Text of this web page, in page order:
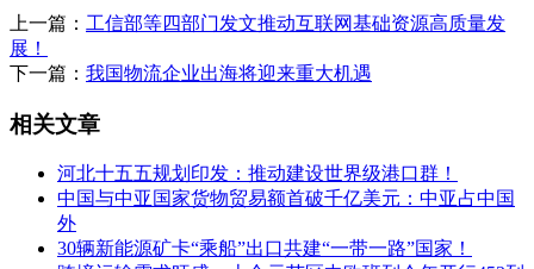
上一篇： 工信部等四部门发文推动互联网基础资源高质量发
展！
下一篇： 我国物流企业出海将迎来重大机遇
相关文章
河北十五五规划印发：推动建设世界级港口群！
中国与中亚国家货物贸易额首破千亿美元：中亚占中国
外
30辆新能源矿卡“乘船”出口共建“一带一路”国家！